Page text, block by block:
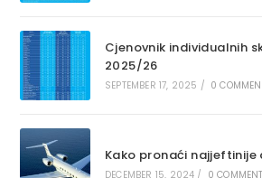
Cjenovnik individualnih
2025/26
SEPTEMBER 17, 2025 / 0
Kako pronaći najjeftinije
DECEMBER 15, 2024 / 0